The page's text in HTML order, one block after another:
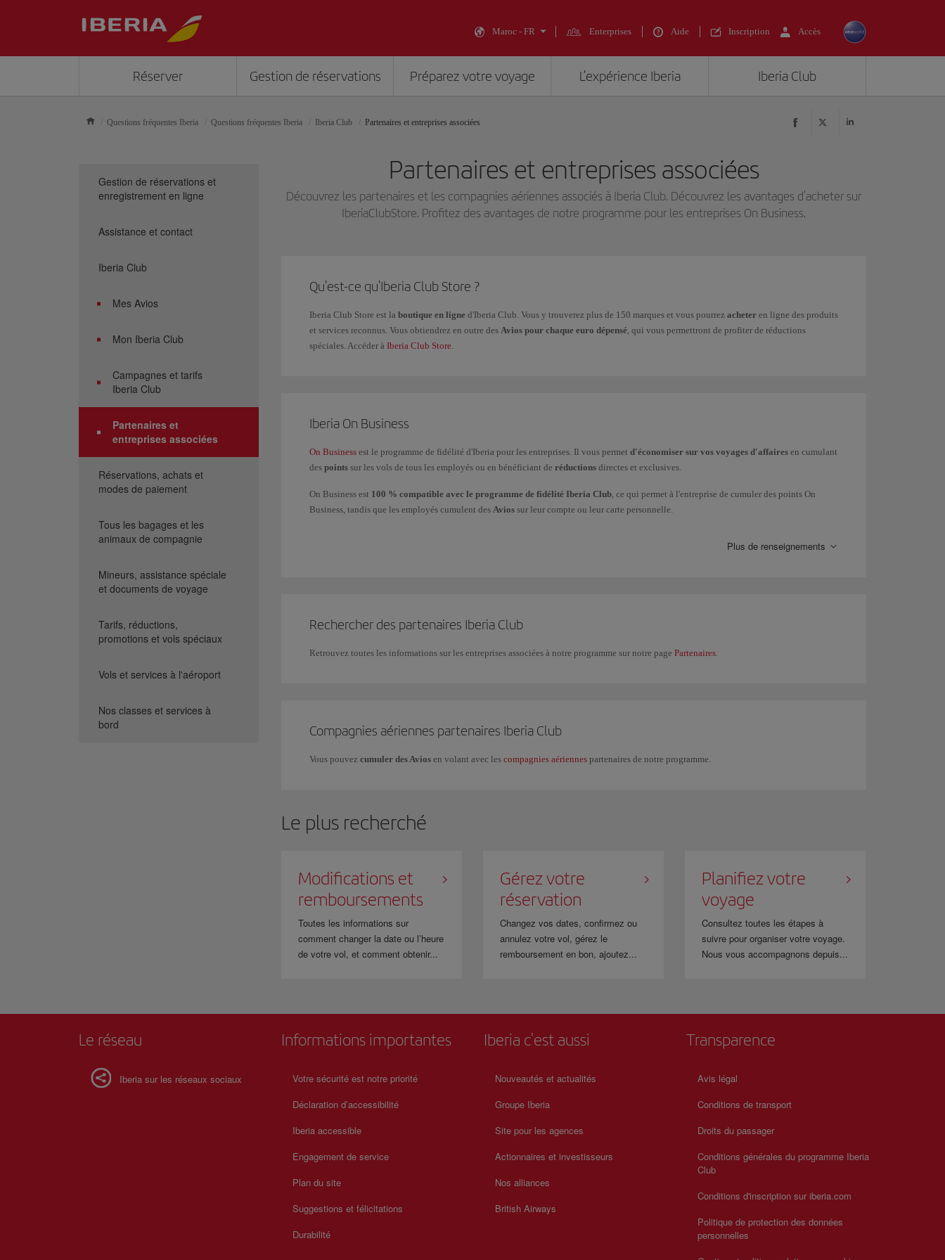
Maroc - FR Enterprises Aide Inscription Accès
Réserver Gestion de réservations Préparez votre voyage L’expérience Iberia Iberia Club
Questions fréquentes Iberia Questions fréquentes Iberia Iberia Club Partenaires et entreprises associées
Partenaires et entreprises associées
Découvrez les partenaires et les compagnies aériennes associés à Iberia Club. Découvrez les avantages d'acheter sur
IberiaClubStore. Profitez des avantages de notre programme pour les entreprises On Business.
Qu'est-ce qu'Iberia Club Store ?
Iberia Club Store est la boutique en ligne d'Iberia Club. Vous y trouverez plus de 150 marques et vous pourrez acheter en ligne des produits
et services reconnus. Vous obtiendrez en outre des Avios pour chaque euro dépensé, qui vous permettront de profiter de réductions
spéciales. Accéder à Iberia Club Store.
Iberia On Business
On Business est le programme de fidélité d'Iberia pour les entreprises. Il vous permet d'économiser sur vos voyages d'affaires en cumulant
des points sur les vols de tous les employés ou en bénéficiant de réductions directes et exclusives.
On Business est 100 % compatible avec le programme de fidélité Iberia Club, ce qui permet à l'entreprise de cumuler des points On
Business, tandis que les employés cumulent des Avios sur leur compte ou leur carte personnelle.
Plus de renseignements
Rechercher des partenaires Iberia Club
Retrouvez toutes les informations sur les entreprises associées à notre programme sur notre page Partenaires.
Compagnies aériennes partenaires Iberia Club
Vous pouvez cumuler des Avios en volant avec les compagnies aériennes partenaires de notre programme.
Le plus recherché
Modifications et
remboursements
Toutes les informations sur
comment changer la date ou l’heure
de votre vol, et comment obtenir...
Gérez votre
réservation
Changez vos dates, confirmez ou
annulez votre vol, gérez le
remboursement en bon, ajoutez...
Planifiez votre
voyage
Consultez toutes les étapes à
suivre pour organiser votre voyage.
Nous vous accompagnons depuis...
Gestion de réservations et
enregistrement en ligne
Assistance et contact
Iberia Club
Mes Avios
Mon Iberia Club
Campagnes et tarifs
Iberia Club
Partenaires et
entreprises associées
Réservations, achats et
modes de paiement
Tous les bagages et les
animaux de compagnie
Mineurs, assistance spéciale
et documents de voyage
Tarifs, réductions,
promotions et vols spéciaux
Vols et services à l'aéroport
Nos classes et services à
bord
Le réseau
Iberia sur les réseaux sociaux
Informations importantes
Votre sécurité est notre priorité
Déclaration d’accessibilité
Iberia accessible
Engagement de service
Plan du site
Suggestions et félicitations
Durabilité
Iberia c'est aussi
Nouveautés et actualités
Groupe Iberia
Site pour les agences
Actionnaires et investisseurs
Nos alliances
British Airways
Transparence
Avis légal
Conditions de transport
Droits du passager
Conditions générales du programme Iberia
Club
Conditions d'inscription sur iberia.com
Politique de protection des données
personnelles